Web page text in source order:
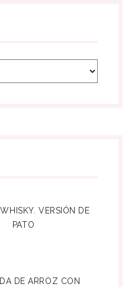
VERSIÓN DE
PATO
DE ARROZ CON